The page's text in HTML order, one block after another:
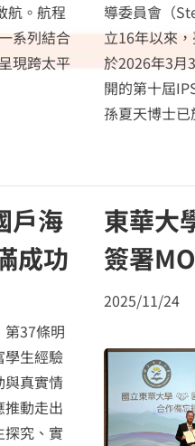
航。航程
系列結合
現跨太平
導委員會（
立16年以來
於2026年3月
開的第十屆
孫夏天博士已
戶海
成功
第37條明
學生經驗
與真實情
動走出
探究、實
東華大
簽署
2025/11/24